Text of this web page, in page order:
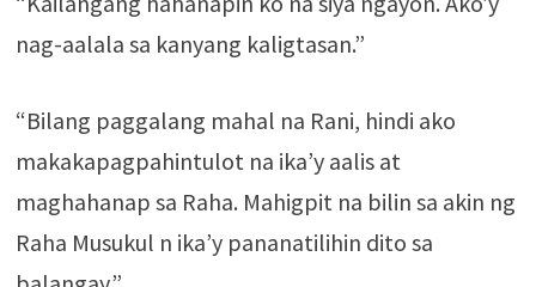
nag-aalala sa kanyang kaligtasan.”
“Bilang paggalang mahal na Rani, hindi ako
makakapagpahintulot na ika’y aalis at
maghahanap sa Raha. Mahigpit na bilin sa akin ng
Raha Musukul n ika’y pananatilihin dito sa